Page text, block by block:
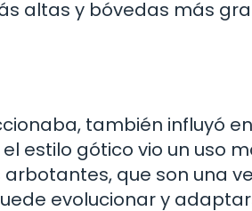
altas y bóvedas más
también influyó
estilo gótico vio un uso
que son una
evolucionar y